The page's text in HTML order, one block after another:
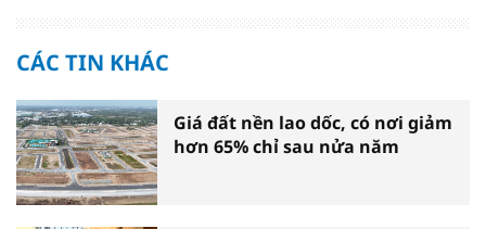
CÁC TIN KHÁC
Giá đất nền lao dốc, có nơi giảm
hơn 65% chỉ sau nửa năm